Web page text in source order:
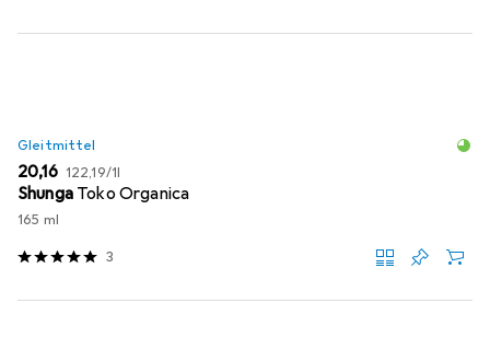
Gleitmittel
EUR
20,16 EUR
122,19/1l
Shunga Toko Organica
165 ml
3